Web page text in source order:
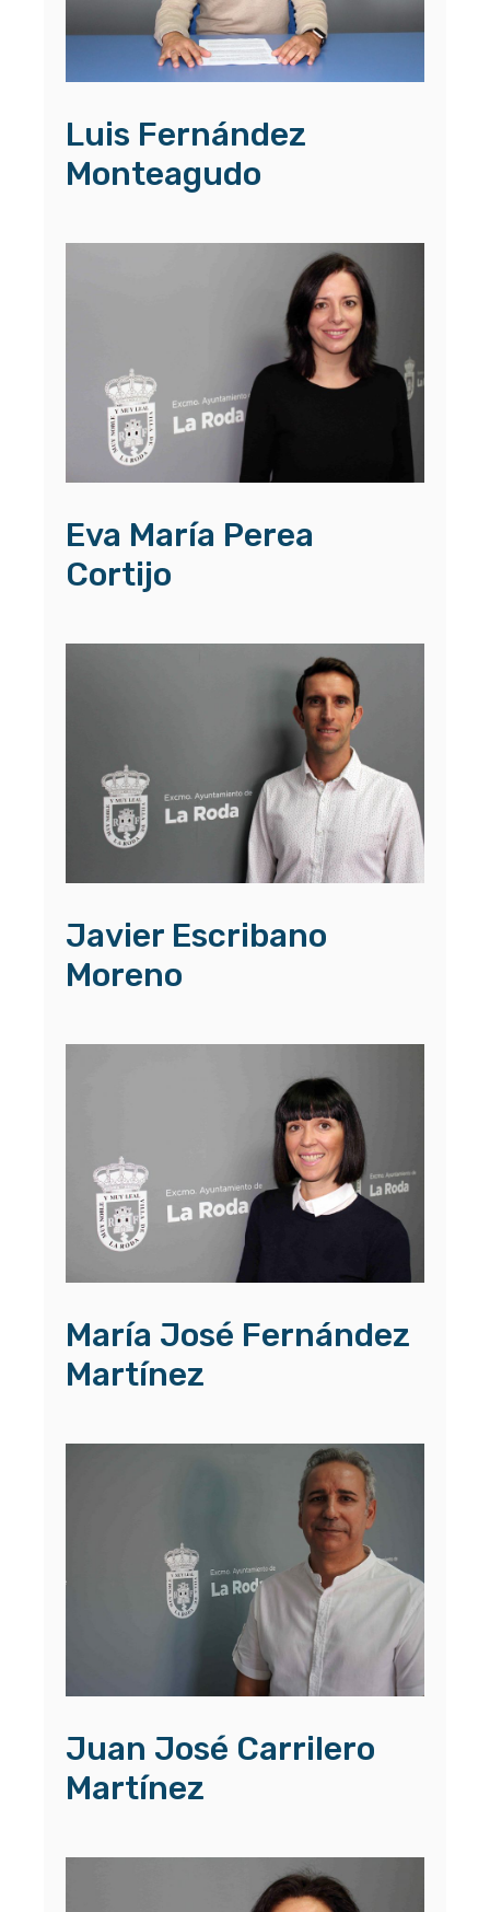
Luis Fernández
Monteagudo
Eva María Perea
Cortijo
Javier Escribano
Moreno
María José Fernández
Martínez
Juan José Carrilero
Martínez